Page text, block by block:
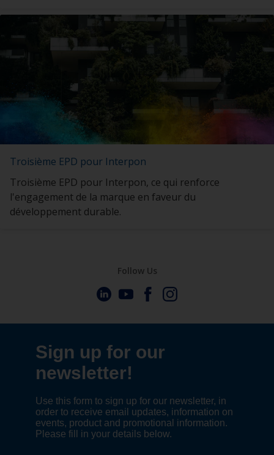
complexe dans des climats extrêmes.
Troisième EPD pour Interpon
Troisième EPD pour Interpon, ce qui renforce
l'engagement de la marque en faveur du
développement durable.
Follow Us